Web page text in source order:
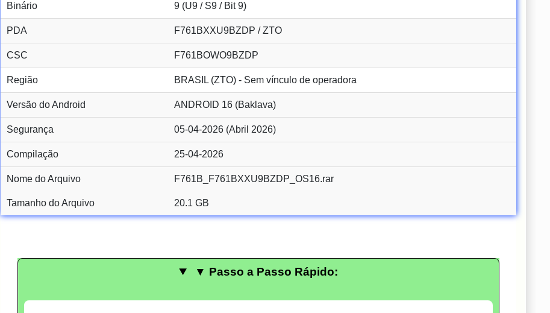
Binário 9 (U9 / S9 / Bit 9)
PDA F761BXXU9BZDP / ZTO
CSC F761BOWO9BZDP
Região BRASIL (ZTO) - Sem vínculo de operadora
Versão do Android ANDROID 16 (Baklava)
Segurança 05-04-2026 (Abril 2026)
Compilação 25-04-2026
Nome do Arquivo F761B_F761BXXU9BZDP_OS16.rar
Tamanho do Arquivo 20.1 GB
▼ Passo a Passo Rápido: